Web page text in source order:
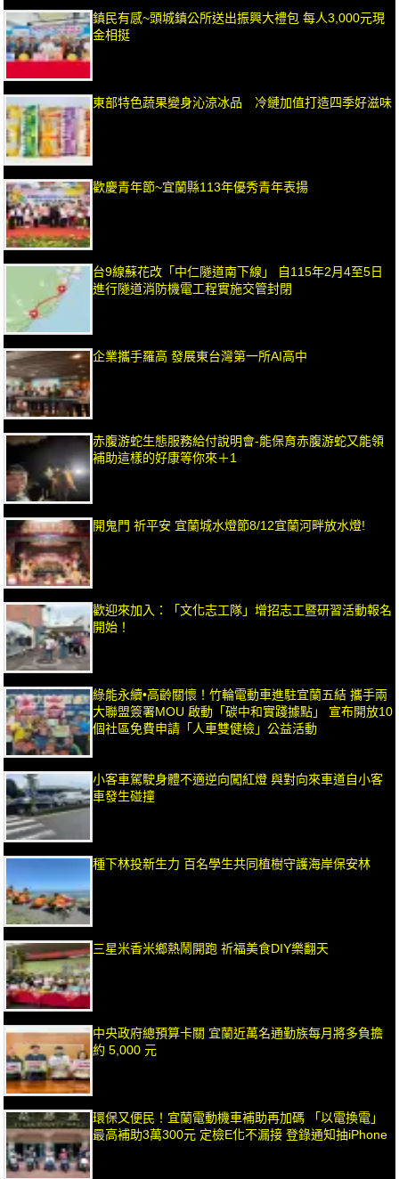
鎮民有感~頭城鎮公所送出振興大禮包 每人3,000元現
金相挺
東部特色蔬果變身沁涼冰品 冷鏈加值打造四季好滋味
歡慶青年節~宜蘭縣113年優秀青年表揚
台9線蘇花改「中仁隧道南下線」 自115年2月4至5日
進行隧道消防機電工程實施交管封閉
企業攜手羅高 發展東台灣第一所AI高中
赤腹游蛇生態服務給付說明會-能保育赤腹游蛇又能領
補助這樣的好康等你來＋1
開鬼門 祈平安 宜蘭城水燈節8/12宜蘭河畔放水燈!
歡迎來加入：「文化志工隊」增招志工暨研習活動報名
開始！
綠能永續•高齡關懷！竹輪電動車進駐宜蘭五結 攜手兩
大聯盟簽署MOU 啟動「碳中和實踐據點」 宣布開放10
個社區免費申請「人車雙健檢」公益活動
小客車駕駛身體不適逆向闖紅燈 與對向來車道自小客
車發生碰撞
種下林投新生力 百名學生共同植樹守護海岸保安林
三星米香米鄉熱鬧開跑 祈福美食DIY樂翻天
中央政府總預算卡關 宜蘭近萬名通勤族每月將多負擔
約 5,000 元
環保又便民！宜蘭電動機車補助再加碼 「以電換電」
最高補助3萬300元 定檢E化不漏接 登錄通知抽iPhone